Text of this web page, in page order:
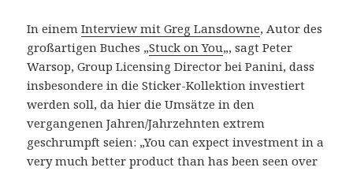
In einemInterview mit Greg Lansdowne, Autor des
großartigen Buches „Stuck on You„, sagt Peter
Warsop, Group Licensing Director bei Panini, dass
insbesondere in die Sticker-Kollektion investiert
werden soll, da hier die Umsätze in den
vergangenen Jahren/Jahrzehnten extrem
geschrumpft seien: „You can expect investment in a
very much better product than has been seen over